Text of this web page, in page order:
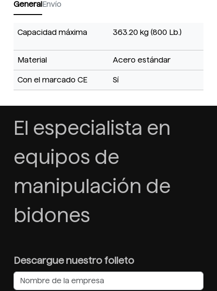
GeneralEnvío
Capacidad máxima 363.20 kg (800 Lb.)
Material Acero estándar
Con el marcado CE Sí
El especialista en
equipos de
manipulación de
bidones
Descargue nuestro folleto